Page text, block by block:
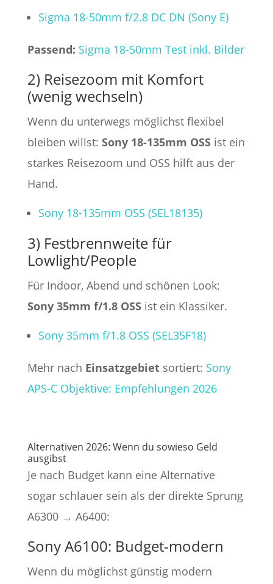
Sigma 18-50mm f/2.8 DC DN (Sony E)
Passend: Sigma 18-50mm Test inkl. Bilder
2) Reisezoom mit Komfort
(wenig wechseln)
Wenn du unterwegs möglichst flexibel
bleiben willst: Sony 18-135mm OSSist ein
starkes Reisezoom und OSS hilft aus der
Hand.
Sony 18-135mm OSS (SEL18135)
3) Festbrennweite für
Lowlight/People
Für Indoor, Abend und schönen Look:
Sony 35mm f/1.8 OSSist ein Klassiker.
Sony 35mm f/1.8 OSS (SEL35F18)
Mehr nach Einsatzgebietsortiert: Sony
APS-C Objektive: Empfehlungen 2026
Alternativen 2026: Wenn du sowieso Geld
ausgibst
Je nach Budget kann eine Alternative
sogar schlauer sein als der direkte Sprung
A6300 → A6400:
Sony A6100: Budget-modern
Wenn du möglichst günstig modern